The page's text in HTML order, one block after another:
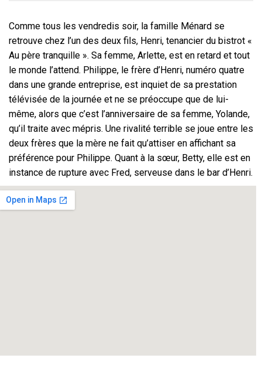
Comme tous les vendredis soir, la famille Ménard se
retrouve chez l’un des deux fils, Henri, tenancier du bistrot «
Au père tranquille ». Sa femme, Arlette, est en retard et tout
le monde l’attend. Philippe, le frère d’Henri, numéro quatre
dans une grande entreprise, est inquiet de sa prestation
télévisée de la journée et ne se préoccupe que de lui-
même, alors que c’est l’anniversaire de sa femme, Yolande,
qu’il traite avec mépris. Une rivalité terrible se joue entre les
deux frères que la mère ne fait qu’attiser en affichant sa
préférence pour Philippe. Quant à la sœur, Betty, elle est en
instance de rupture avec Fred, serveuse dans le bar d’Henri.
Comédie grinçante – Tout public